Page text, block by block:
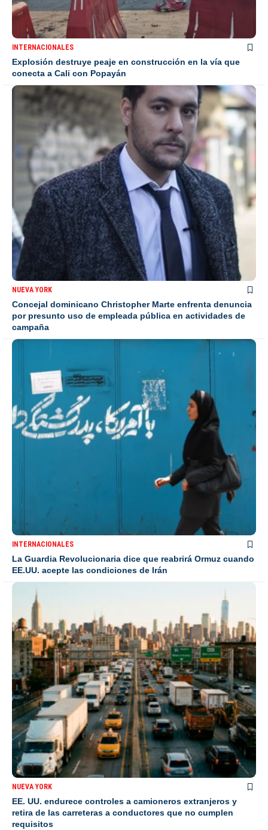
INTERNACIONALES
Explosión destruye peaje en construcción en la vía que
conecta a Cali con Popayán
NUEVA YORK
Concejal dominicano Christopher Marte enfrenta denuncia
por presunto uso de empleada pública en actividades de
campaña
INTERNACIONALES
La Guardia Revolucionaria dice que reabrirá Ormuz cuando
EE.UU. acepte las condiciones de Irán
NUEVA YORK
EE. UU. endurece controles a camioneros extranjeros y
retira de las carreteras a conductores que no cumplen
requisitos